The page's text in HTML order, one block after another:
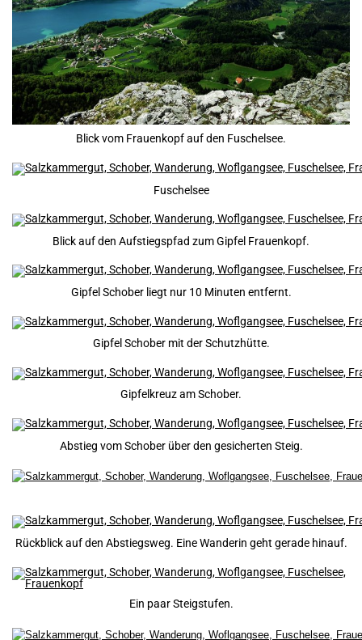
Blick vom Frauenkopf auf den Fuschelsee.
Fuschelsee
Blick auf den Aufstiegspfad zum Gipfel Frauenkopf.
Gipfel Schober liegt nur 10 Minuten entfernt.
Gipfel Schober mit der Schutzhütte.
Gipfelkreuz am Schober.
Abstieg vom Schober über den gesicherten Steig.
Rückblick auf den Abstiegsweg. Eine Wanderin geht gerade hinauf.
Ein paar Steigstufen.